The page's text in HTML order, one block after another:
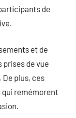
de
et de
de vue
plus, ces
qui remémorent